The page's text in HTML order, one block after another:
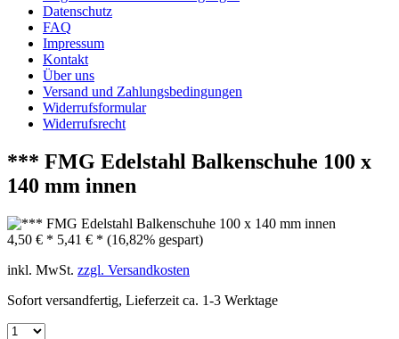
Datenschutz
FAQ
Impressum
Kontakt
Über uns
Versand und Zahlungsbedingungen
Widerrufsformular
Widerrufsrecht
*** FMG Edelstahl Balkenschuhe 100 x
140 mm innen
4,50 € * 5,41 € * (16,82% gespart)
inkl. MwSt. zzgl. Versandkosten
Sofort versandfertig, Lieferzeit ca. 1-3 Werktage